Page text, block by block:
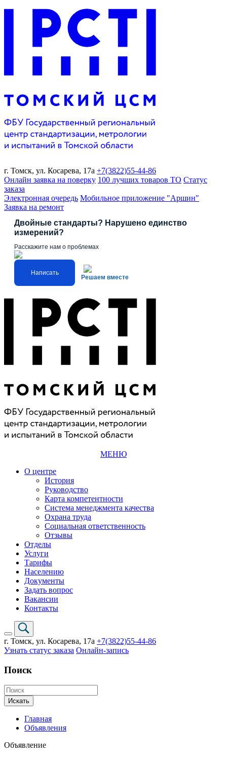
г. Томск, ул. Косарева, 17а +7(3822)55-44-86
Онлайн заявка на поверку 100 лучших товаров ТО Статус
заказа
Электронная очередь Мобильное приложение "Аршин"
Заявка на ремонт
Двойные стандарты? Нарушено единство
измерений?
Расскажите нам о проблемах
Написать
Решаем вместе
МЕНЮ
О центре
История
Руководство
Карта компетентности
Система менеджмента качества
Охрана труда
Социальная ответственность
Отзывы
Отделы
Услуги
Тарифы
Населению
Документы
Задать вопрос
Вакансии
Контакты
г. Томск, ул. Косарева, 17а +7(3822)55-44-86
Узнать статус заказа Онлайн-запись
Поиск
Искать
Главная
Объявления
Объявление